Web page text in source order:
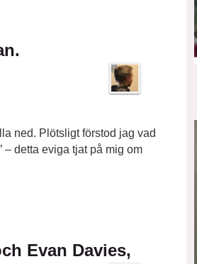
ned. Plötsligt förstod jag vad
– detta eviga tjat på mig om
Evan Davies,